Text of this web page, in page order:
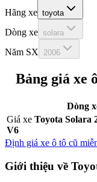
Hãng xe toyota
Dòng xe solara
Năm SX 2006
Bảng giá xe
Dòng
Giá xe Toyota Solara
V6
Định giá xe ô tô cũ
Giới thiệu về